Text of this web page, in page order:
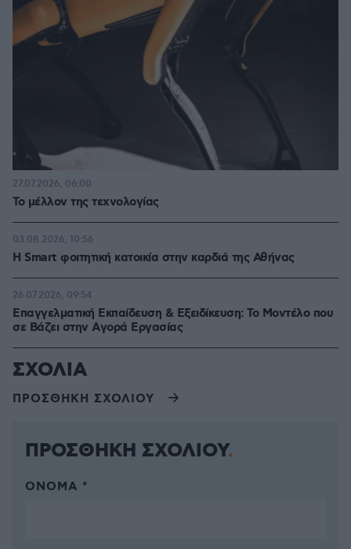
Το μέλλον της τεχνολογίας
27.07.2026, 06:00
Η Smart φοιτητική κατοικία στην καρδιά της Αθήνας
03.08.2026, 10:56
Επαγγελματική Εκπαίδευση & Εξειδίκευση: Το Mοντέλο που
σε Bάζει στην Aγορά Eργασίας
26.07.2026, 09:54
ΣΧΟΛΙΑ
ΠΡΟΣΘΗΚΗ ΣΧΟΛΙΟΥ
ΠΡΟΣΘΗΚΗ ΣΧΟΛΙΟΥ
ΌΝΟΜΑ *